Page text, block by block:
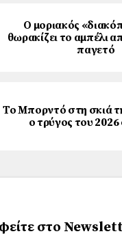
Ο μοριακός
θωρακίζει το αμπέλι
παγετό
Το Μπορντό στη σκιά
ο τρύγος του 2026
στο